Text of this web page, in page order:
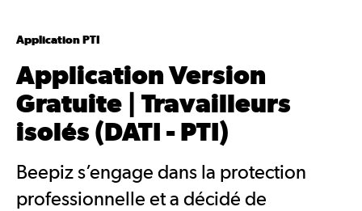
Application PTI
Application Version
Gratuite | Travailleurs
isolés (DATI - PTI)
Beepiz s’engage dans la protection
professionnelle et a décidé de